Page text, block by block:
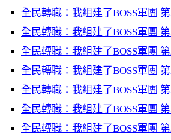
全民轉職：我組建了BOSS軍團
全民轉職：我組建了BOSS軍團
全民轉職：我組建了BOSS軍團
全民轉職：我組建了BOSS軍團
全民轉職：我組建了BOSS軍團
全民轉職：我組建了BOSS軍團
全民轉職：我組建了BOSS軍團